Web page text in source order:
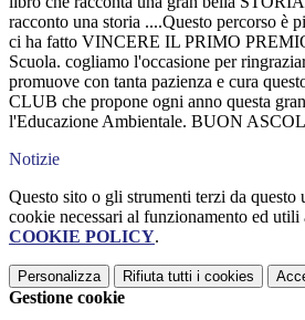
racconto una storia ....Questo percorso è
ci ha fatto VINCERE IL PRIMO
Scuola. cogliamo l'occasione per
promuove con tanta pazienza e cura
CLUB che propone ogni anno questa
l'Educazione Ambientale. BUON
Notizie
Questo sito o gli strumenti terzi da
cookie necessari al funzionamento ed
COOKIE POLICY.
Personalizza Rifiuta tutti i cookies
Gestione cookie